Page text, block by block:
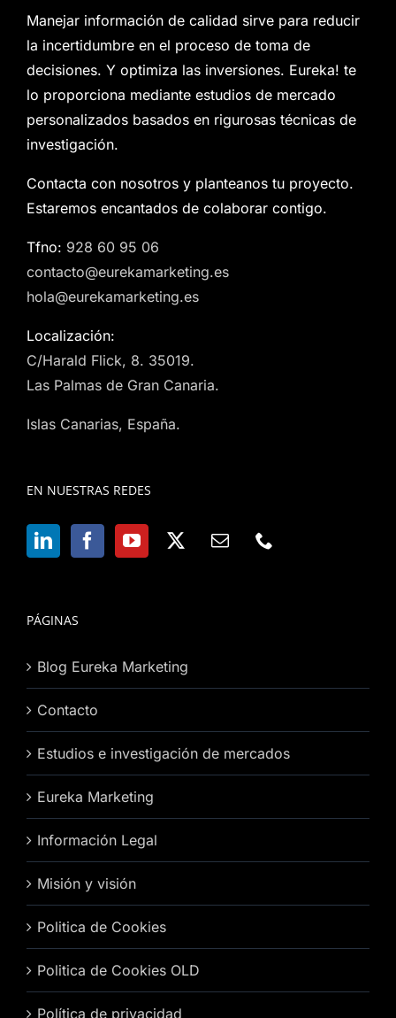
Manejar información de calidad sirve para reducir
la incertidumbre en el proceso de toma de
decisiones. Y optimiza las inversiones. Eureka! te
lo proporciona mediante estudios de mercado
personalizados basados en rigurosas técnicas de
investigación.
Contacta con nosotros y planteanos tu proyecto.
Estaremos encantados de colaborar contigo.
Tfno: 928 60 95 06
contacto@eurekamarketing.es
hola@eurekamarketing.es
Localización:
C/Harald Flick, 8. 35019.
Las Palmas de Gran Canaria.
Islas Canarias, España.
EN NUESTRAS REDES
PÁGINAS
Blog Eureka Marketing
Contacto
Estudios e investigación de mercados
Eureka Marketing
Información Legal
Misión y visión
Politica de Cookies
Politica de Cookies OLD
Política de privacidad